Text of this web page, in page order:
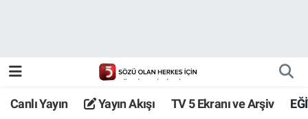
Canlı Yayın Yayın Akışı TV 5 Ekranı ve Arşiv